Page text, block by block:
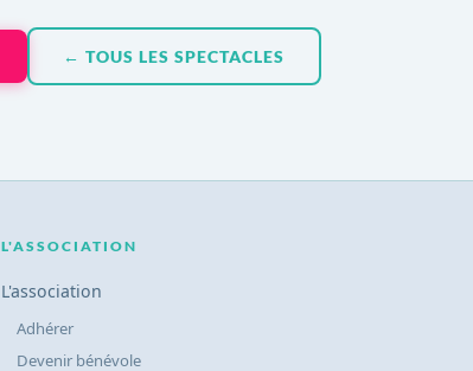
← TOUS LES SPECTACLES
L'ASSOCIATION
L'association
Adhérer
Devenir bénévole